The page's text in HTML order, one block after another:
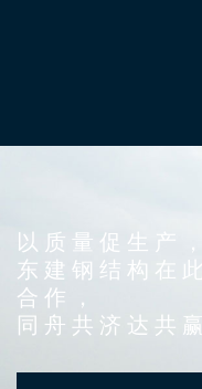
以质量促生产
东建钢结构在
合作，
同舟共济达共